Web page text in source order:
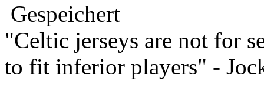
Gespeichert
"Celtic jerseys are not for
to fit inferior players" -